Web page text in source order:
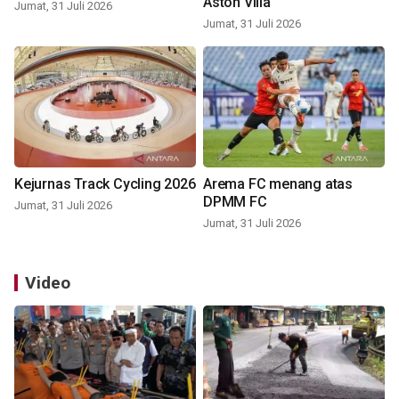
Jumat, 31 Juli 2026
Jumat, 31 Juli 2026
Kejurnas Track Cycling 2026
Jumat, 31 Juli 2026
Arema FC menang atas
DPMM FC
Jumat, 31 Juli 2026
Video